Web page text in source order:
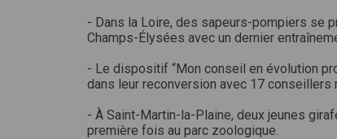
- Dans la Loire, des sapeurs-pompiers se
Champs-Élysées avec un dernier
- Le dispositif “Mon conseil en évolution
dans leur reconversion avec 17 conseillers
- À Saint-Martin-la-Plaine, deux jeunes
première fois au parc zoologique.